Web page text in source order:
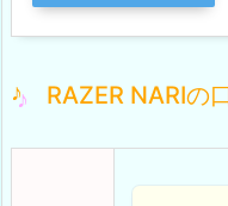
RAZER NARIの